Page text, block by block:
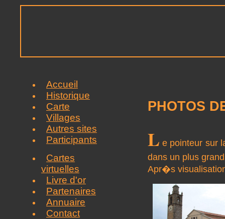
Accueil
Historique
Carte
Villages
Autres sites
Participants
Cartes
virtuelles
Livre d'or
Partenaires
Annuaire
Contact
PHOTOS
L e pointeur sur
dans un plus
Apr�s